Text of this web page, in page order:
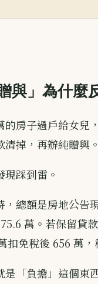
與」為什麼
的房子過戶給女兒
掉，再辦純贈與。
踩到雷。
，總額是房地公告
萬。若保留貸
扣免稅後 656 萬
是「負擔」這個東